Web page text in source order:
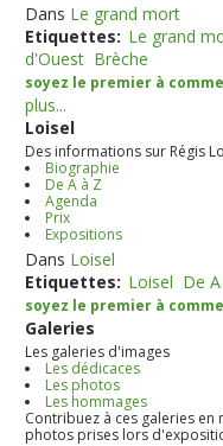
Dans Le grand mort
Etiquettes: Le grand
d'Ouest Brèche
soyez le premier à
plus...
Loisel
Des informations sur Régis
Biographie
De A à Z
Agenda
Prix
Expositions
Dans Loisel
Etiquettes: Loisel De
soyez le premier à
Galeries
Les galeries d'images
Les dédicaces
Les photos
Les hommages
Contribuez à ces galeries
photos prises lors